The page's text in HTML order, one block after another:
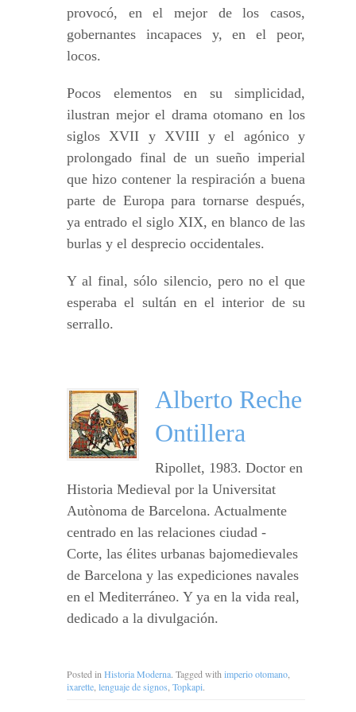
provocó, en el mejor de los casos,
gobernantes incapaces y, en el peor,
locos.
Pocos elementos en su simplicidad,
ilustran mejor el drama otomano en los
siglos XVII y XVIII y el agónico y
prolongado final de un sueño imperial
que hizo contener la respiración a buena
parte de Europa para tornarse después,
ya entrado el siglo XIX, en blanco de las
burlas y el desprecio occidentales.
Y al final, sólo silencio, pero no el que
esperaba el sultán en el interior de su
serrallo.
Alberto Reche
Ontillera
Ripollet, 1983. Doctor en
Historia Medieval por la Universitat
Autònoma de Barcelona. Actualmente
centrado en las relaciones ciudad -
Corte, las élites urbanas bajomedievales
de Barcelona y las expediciones navales
en el Mediterráneo. Y ya en la vida real,
dedicado a la divulgación.
Posted in Historia Moderna. Tagged with imperio otomano
ixarette lenguaje de signos Topkapi.